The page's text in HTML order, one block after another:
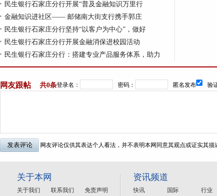
民生银行石家庄分行开展“普及金融知识万里行
金融知识进社区—— 邮储南大街支行携手郭庄
民生银行石家庄分行坚持“以客户为中心”，做好
民生银行石家庄分行开展金融消保进校园活动
民生银行石家庄分行：搭建专业产品服务体系，助力
网友跟帖 共0条登录名： 密码： 匿名发布 验
网友评论仅供其表达个人看法，并不表明本网同意其观点或证实其描
关于本网
关于我们 联系我们 免责声明
资讯频道
快讯 国际 行业